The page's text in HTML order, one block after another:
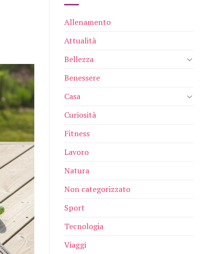
Allenamento
Attualità
Bellezza
Benessere
Casa
Curiosità
Fitness
Lavoro
Natura
Non categorizzato
Sport
Tecnologia
Viaggi